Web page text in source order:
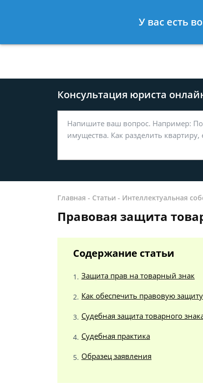
8 812
Консультация юриста
Главная - Статьи - Интеллектуальная
Правовая защита
Содержание статьи
Защита прав на товарный знак
Как обеспечить правовую
Судебная защита товарного
Судебная практика
Образец заявления
У вас есть